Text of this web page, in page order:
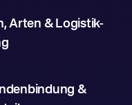
Arten & Logistik-
&